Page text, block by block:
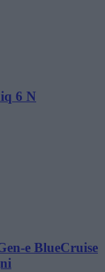
6 N
e BlueCruise